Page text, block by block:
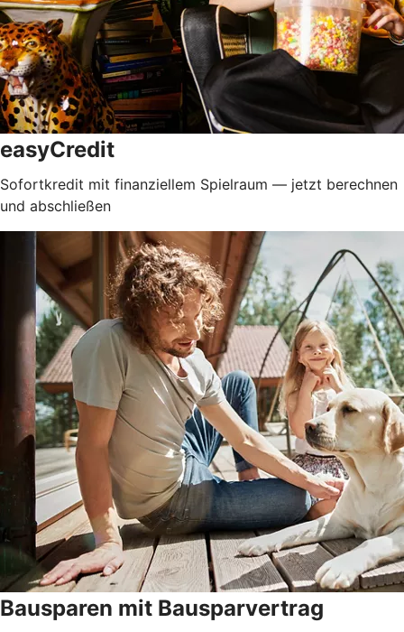
easyCredit
Sofortkredit mit finanziellem Spielraum — jetzt berechnen
und abschließen
Bausparen mit Bausparvertrag